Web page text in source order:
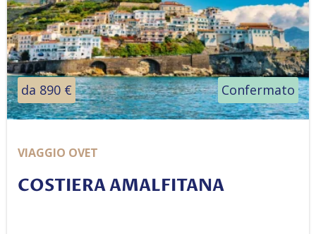
da 890 € Confermato
VIAGGIO OVET
COSTIERA AMALFITANA